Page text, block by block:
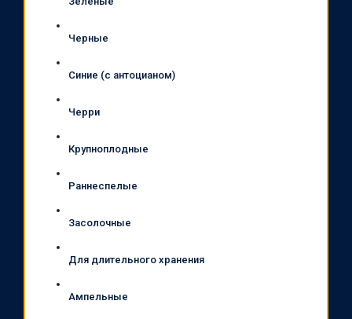
Черные
Синие (с антоцианом)
Черри
Крупноплодные
Раннеспелые
Засолочные
Для длительного хранения
Ампельные